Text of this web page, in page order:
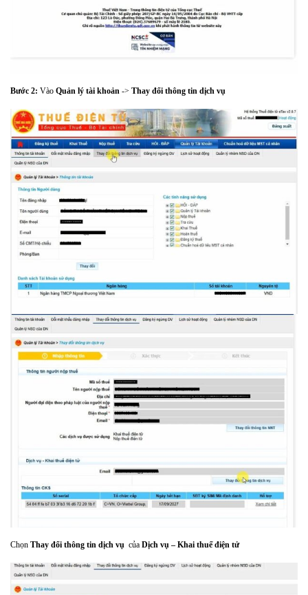
Bước 2: Vào Quản lý tài khoản -> Thay đổi thông tin dịch vụ
Chọn Thay đổi thông tin dịch vụ của Dịch vụ – Khai thuế điện tử